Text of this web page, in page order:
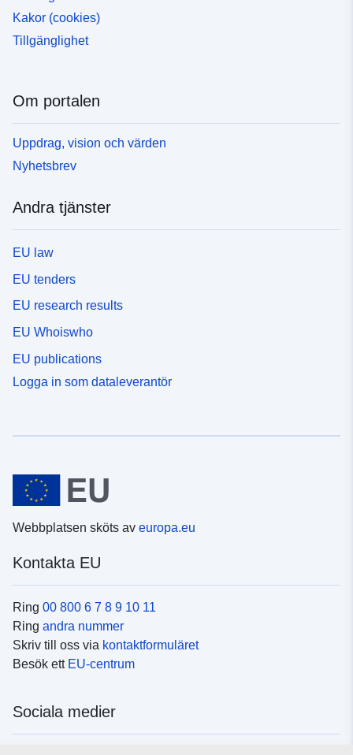
Kakor (cookies)
Tillgänglighet
Om portalen
Uppdrag, vision och värden
Nyhetsbrev
Andra tjänster
EU law
EU tenders
EU research results
EU Whoiswho
EU publications
Logga in som dataleverantör
Webbplatsen sköts av europa.eu
Kontakta EU
Ring 00 800 6 7 8 9 10 11
Ring andra nummer
Skriv till oss via kontaktformuläret
Besök ett EU-centrum
Sociala medier